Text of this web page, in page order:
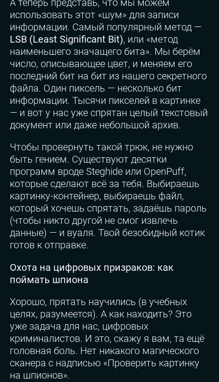
использовать этот «шум» для записи
информации. Самый популярный метод —
LSB (Least Significant Bit), или «метод
наименьшего значащего бита». Мы берём
число, описывающее цвет, и меняем его
последний бит на бит из нашего секретного
файла. Один пиксель — несколько бит
информации. Тысячи пикселей в картинке
— и вот у нас уже спрятан целый текстовый
документ или даже небольшой архив.
Чтобы провернуть такой трюк, не нужно
быть гением. Существуют десятки
программ вроде Steghide или OpenPuff,
которые сделают всё за тебя. Выбираешь
картинку-контейнер, выбираешь файл,
который хочешь спрятать, задаёшь пароль
(чтобы никто другой не смог извлечь
данные) — и вуаля. Твой безобидный котик
готов к отправке.
Охота на цифровых призраков: как
поймать шпиона
Хорошо, прятать научились (в учебных
целях, разумеется). А как находить? Это
уже задача для нас, цифровых
криминалистов. И это, скажу я вам, та ещё
головная боль. Нет никакого магического
сканера с надписью «Проверить картинку
на шпионов».